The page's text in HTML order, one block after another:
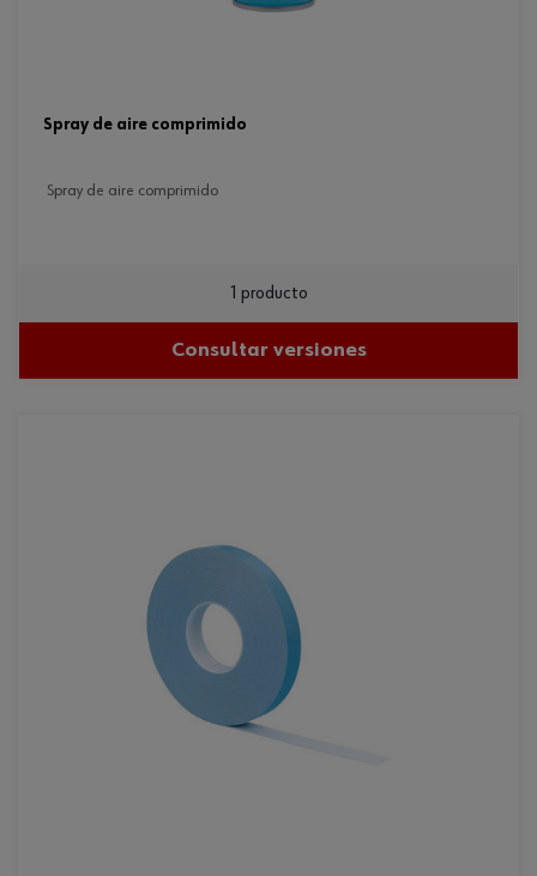
spray de aire comprimido
spray de aire comprimido
1 producto
Consultar versiones